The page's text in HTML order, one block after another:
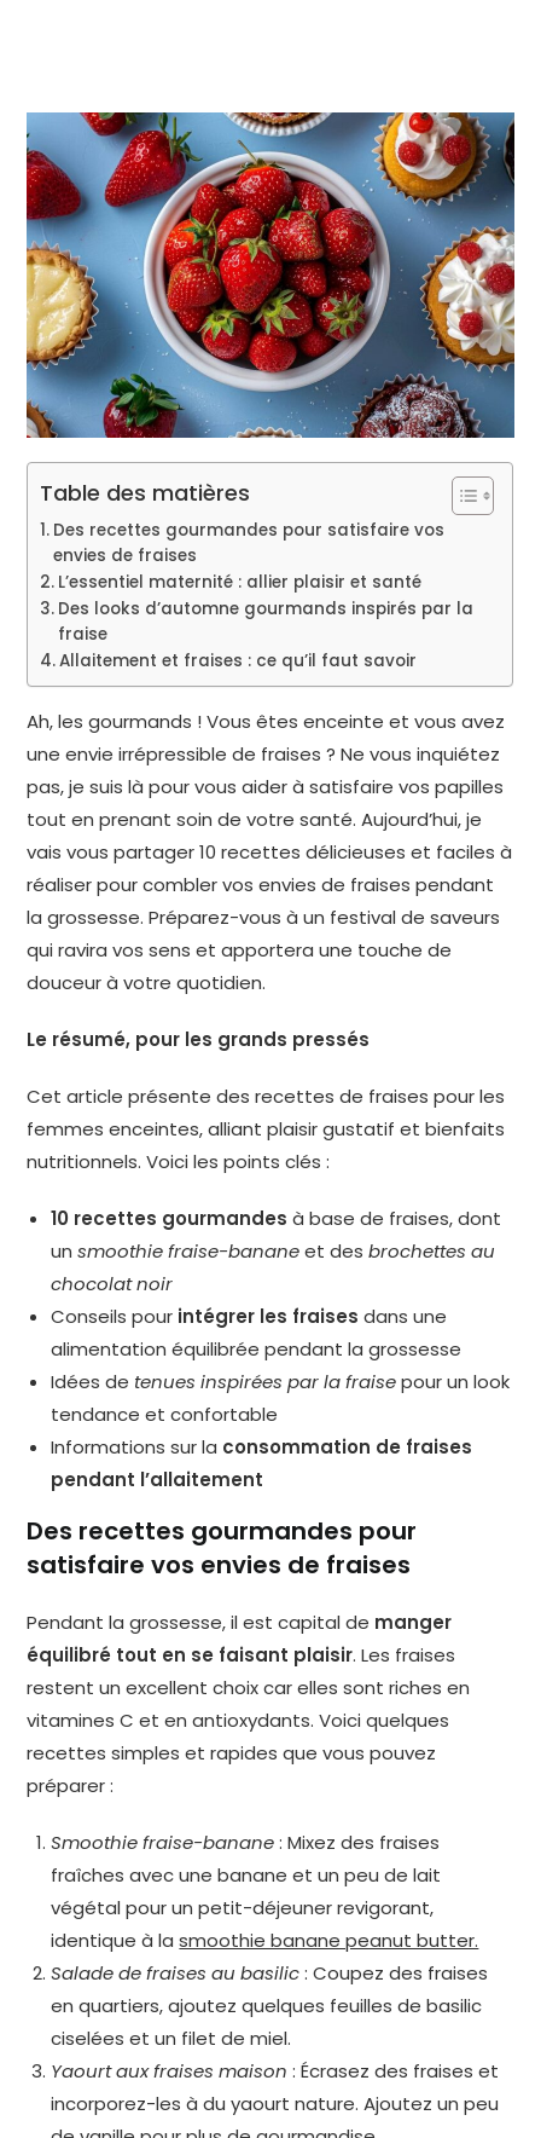
Table des matières
Des recettes gourmandes pour satisfaire vos
envies de fraises
L’essentiel maternité : allier plaisir et santé
Des looks d’automne gourmands inspirés par la
fraise
Allaitement et fraises : ce qu’il faut savoir
Ah, les gourmands ! Vous êtes enceinte et vous avez
une envie irrépressible de fraises ? Ne vous inquiétez
pas, je suis là pour vous aider à satisfaire vos papilles
tout en prenant soin de votre santé. Aujourd’hui, je
vais vous partager 10 recettes délicieuses et faciles à
réaliser pour combler vos envies de fraises pendant
la grossesse. Préparez-vous à un festival de saveurs
qui ravira vos sens et apportera une touche de
douceur à votre quotidien.
Le résumé, pour les grands pressés
Cet article présente des recettes de fraises pour les
femmes enceintes, alliant plaisir gustatif et bienfaits
nutritionnels. Voici les points clés :
10 recettes gourmandes à base de fraises, dont
unsmoothie fraise-bananeet desbrochettes au
chocolat noir
Conseils pour intégrer les fraises dans une
alimentation équilibrée pendant la grossesse
Idées de tenues inspirées par la fraisepour un look
tendance et confortable
Informations sur la consommation de fraises
pendant l’allaitement
Des recettes gourmandes pour
satisfaire vos envies de fraises
Pendant la grossesse, il est capital de manger
équilibré tout en se faisant plaisir. Les fraises
restent un excellent choix car elles sont riches en
vitamines C et en antioxydants. Voici quelques
recettes simples et rapides que vous pouvez
préparer :
Smoothie fraise-banane: Mixez des fraises
fraîches avec une banane et un peu de lait
végétal pour un petit-déjeuner revigorant,
identique à lasmoothie banane peanut butter.
Salade de fraises au basilic: Coupez des fraises
en quartiers, ajoutez quelques feuilles de basilic
ciselées et un filet de miel.
Yaourt aux fraises maison : Écrasez des fraises et
incorporez-les à du yaourt nature. Ajoutez un peu